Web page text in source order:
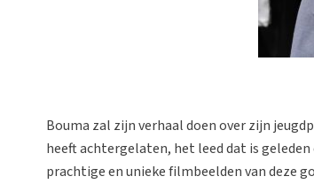
Bouma zal zijn verhaal doen over zijn
heeft achtergelaten, het leed dat is
prachtige en unieke filmbeelden van deze